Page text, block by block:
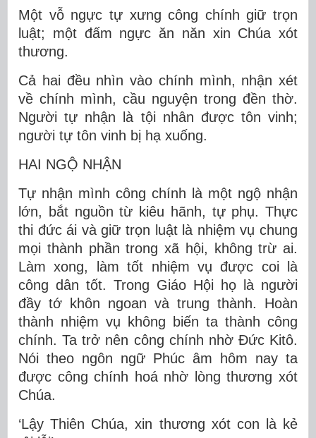
Một vỗ ngực tự xưng công chính giữ trọn
luật; một đấm ngực ăn năn xin Chúa xót
thương.
Cả hai đều nhìn vào chính mình, nhận xét
về chính mình, cầu nguyện trong đền thờ.
Người tự nhận là tội nhân được tôn vinh;
người tự tôn vinh bị hạ xuống.
HAI NGỘ NHẬN
Tự nhận mình công chính là một ngộ nhận
lớn, bắt nguồn từ kiêu hãnh, tự phụ. Thực
thi đức ái và giữ trọn luật là nhiệm vụ chung
mọi thành phần trong xã hội, không trừ ai.
Làm xong, làm tốt nhiệm vụ được coi là
công dân tốt. Trong Giáo Hội họ là người
đầy tớ khôn ngoan và trung thành. Hoàn
thành nhiệm vụ không biến ta thành công
chính. Ta trở nên công chính nhờ Đức Kitô.
Nói theo ngôn ngữ Phúc âm hôm nay ta
được công chính hoá nhờ lòng thương xót
Chúa.
‘Lậy Thiên Chúa, xin thương xót con là kẻ